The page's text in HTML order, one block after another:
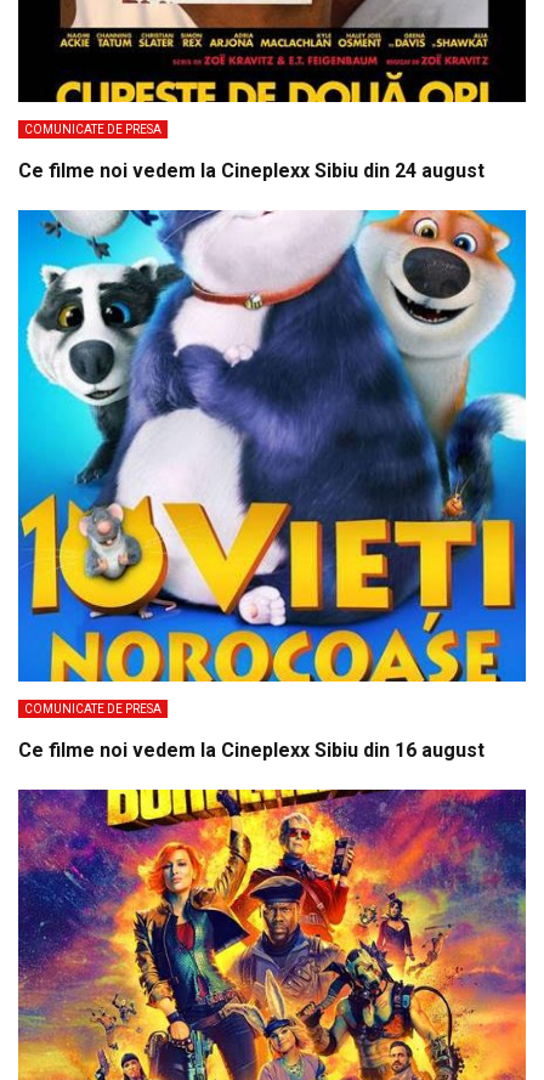
COMUNICATE DE PRESA
Ce filme noi vedem la Cineplexx Sibiu din 24 august
COMUNICATE DE PRESA
Ce filme noi vedem la Cineplexx Sibiu din 16 august